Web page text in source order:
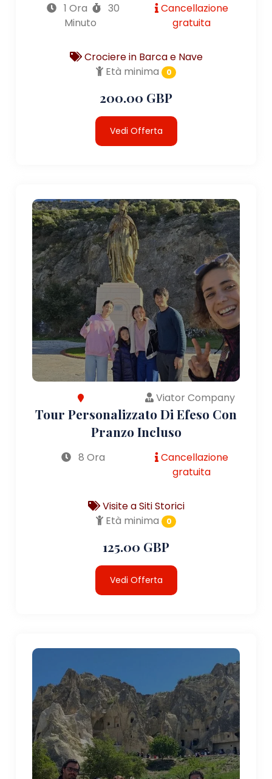
1 Ora
30
Minuto
Cancellazione
gratuita
Crociere in Barca e Nave
Età minima
0
200.00 GBP
Vedi Offerta
Viator Company
Tour Personalizzato Di Efeso Con
Pranzo Incluso
8 Ora
Cancellazione
gratuita
Visite a Siti Storici
Età minima
0
125.00 GBP
Vedi Offerta